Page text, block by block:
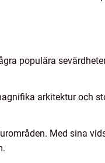
populära
arkitektur och
Med sina